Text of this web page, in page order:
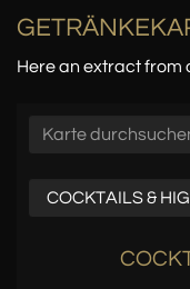
Here an extract from